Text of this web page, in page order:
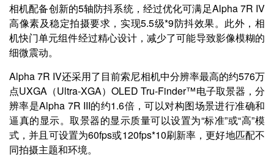
相机配备创新的5轴防抖系统，经过优化可满足Alpha 7R IV
高像素及稳定拍摄要求，实现5.5级*9防抖效果。此外，相
机快门单元组件经过精心设计，减少了可能导致影像模糊的
细微震动。
Alpha 7R IV还采用了目前索尼相机中分辨率最高的约576万
点UXGA（Ultra-XGA）OLED Tru-Finder™电子取景器，分
辨率是Alpha 7R III的约1.6倍，可以对构图场景进行准确和
逼真的显示。取景器的显示质量可以设置为“标准”或“高”模
式，并且可设置为60fps或120fps*10刷新率，更好地匹配不
同拍摄主题和环境。